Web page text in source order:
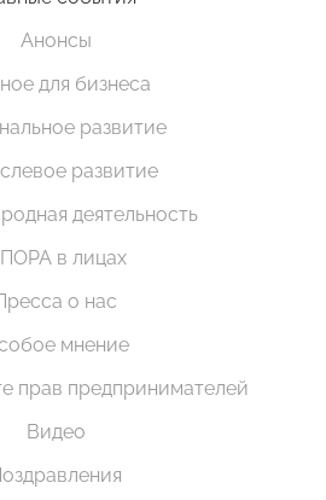
Анонсы
для бизнеса
развитие
развитие
деятельность
в лицах
о нас
мнение
прав предпринимателей
Видео